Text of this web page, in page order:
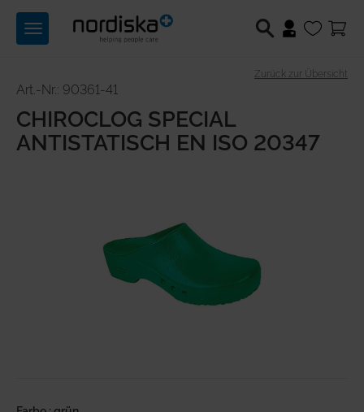
Toggle
navigation
Berufsschuhe
Medizintechnik
Angebote
Zurück zur Übersicht
Art.-Nr.: 90361-41
CHIROCLOG SPECIAL
ANTISTATISCH EN ISO 20347